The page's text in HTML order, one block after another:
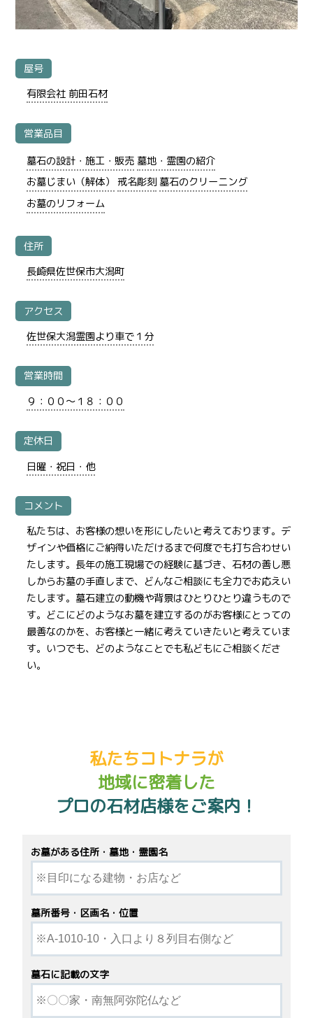
屋号
有限会社 前田石材
営業品目
墓石の設計・施工・販売 墓地・霊園の紹介
お墓じまい（解体） 戒名彫刻 墓石のクリーニング
お墓のリフォーム
住所
長崎県佐世保市大潟町
アクセス
佐世保大潟霊園より車で１分
営業時間
９：００～１８：００
定休日
日曜・祝日・他
コメント
私たちは、お客様の想いを形にしたいと考えております。デ
ザインや価格にご納得いただけるまで何度でも打ち合わせい
たします。長年の施工現場での経験に基づき、石材の善し悪
しからお墓の手直しまで、どんなご相談にも全力でお応えい
たします。墓石建立の動機や背景はひとりひとり違うもので
す。どこにどのようなお墓を建立するのがお客様にとっての
最善なのかを、お客様と一緒に考えていきたいと考えていま
す。いつでも、どのようなことでも私どもにご相談くださ
い。
私たちコトナラが
地域に密着した
プロの石材店様をご案内！
お墓がある住所・墓地・霊園名
墓所番号・区画名・位置
墓石に記載の文字